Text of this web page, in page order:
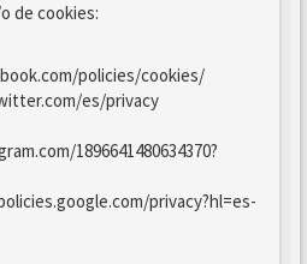
de cookies:
policies/cookies/
es/privacy
1896641480634370?
privacy?hl=es-